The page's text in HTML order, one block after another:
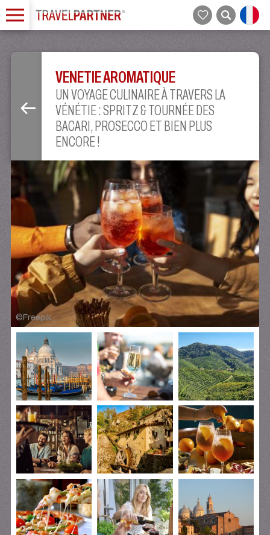
VENETIE AROMATIQUE
UN VOYAGE CULINAIRE À TRAVERS LA
VÉNÉTIE : SPRITZ & TOURNÉE DES
BACARI, PROSECCO ET BIEN PLUS
ENCORE !
©Freepik